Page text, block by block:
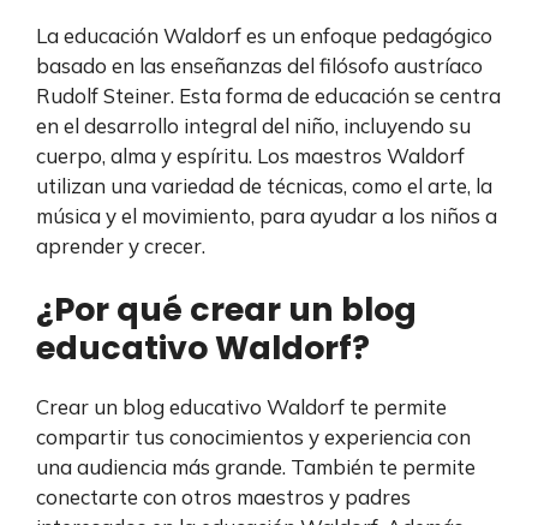
La educación Waldorf es un enfoque pedagógico
basado en las enseñanzas del filósofo austríaco
Rudolf Steiner. Esta forma de educación se centra
en el desarrollo integral del niño, incluyendo su
cuerpo, alma y espíritu. Los maestros Waldorf
utilizan una variedad de técnicas, como el arte, la
música y el movimiento, para ayudar a los niños a
aprender y crecer.
¿Por qué crear un blog
educativo Waldorf?
Crear un blog educativo Waldorf te permite
compartir tus conocimientos y experiencia con
una audiencia más grande. También te permite
conectarte con otros maestros y padres